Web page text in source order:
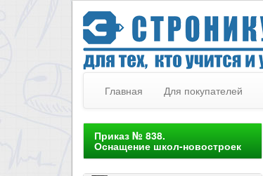
Главная Для покупателей
Приказ № 838.
Оснащение школ-новостроек